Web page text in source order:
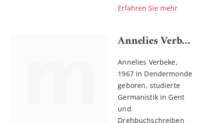
Erfahren Sie mehr
Annelies Verbeke
Annelies Verbeke,
1967 in Dendermonde
geboren, studierte
Germanistik in Gent
und
Drehbuchschreiben